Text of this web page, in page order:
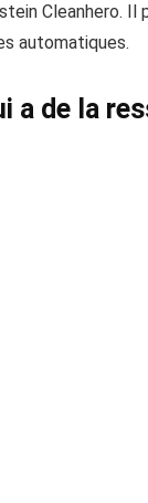
Cleanhero.
automatiques.
a de la